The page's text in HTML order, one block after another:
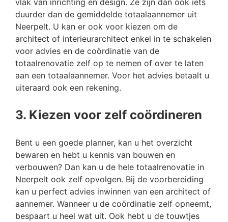
duurder dan de gemiddelde totaalaannemer uit
Neerpelt. U kan er ook voor kiezen om de
architect of interieurarchitect enkel in te schakelen
voor advies en de coördinatie van de
totaalrenovatie zelf op te nemen of over te laten
aan een totaalaannemer. Voor het advies betaalt u
uiteraard ook een rekening.
3. Kiezen voor zelf coördineren
Bent u een goede planner, kan u het overzicht
bewaren en hebt u kennis van bouwen en
verbouwen? Dan kan u de hele totaalrenovatie in
Neerpelt ook zelf opvolgen. Bij de voorbereiding
kan u perfect advies inwinnen van een architect of
aannemer. Wanneer u de coördinatie zelf opneemt,
bespaart u heel wat uit. Ook hebt u de touwtjes